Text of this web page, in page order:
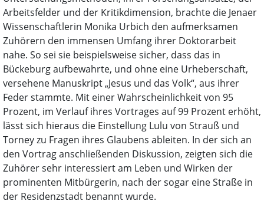
Arbeitsfelder und der Kritikdimension, brachte die Jenaer
Wissenschaftlerin Monika Urbich den aufmerksamen
Zuhörern den immensen Umfang ihrer Doktorarbeit
nahe. So sei sie beispielsweise sicher, dass das in
Bückeburg aufbewahrte, und ohne eine Urheberschaft,
versehene Manuskript „Jesus und das Volk“, aus ihrer
Feder stammte. Mit einer Wahrscheinlichkeit von 95
Prozent, im Verlauf ihres Vortrages auf 99 Prozent erhöht,
lässt sich hieraus die Einstellung Lulu von Strauß und
Torney zu Fragen ihres Glaubens ableiten. In der sich an
den Vortrag anschließenden Diskussion, zeigten sich die
Zuhörer sehr interessiert am Leben und Wirken der
prominenten Mitbürgerin, nach der sogar eine Straße in
der Residenzstadt benannt wurde.